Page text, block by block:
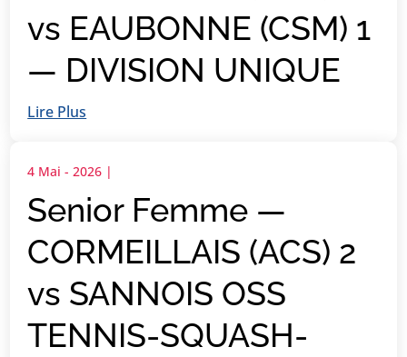
vs EAUBONNE (CSM) 1
— DIVISION UNIQUE
Lire Plus
Senior Femme —
CORMEILLAIS (ACS) 2
vs SANNOIS OSS
TENNIS-SQUASH-
4 Mai - 2026 |